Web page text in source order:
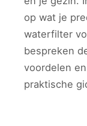
op wat je
waterfilter
bespreken
voordelen
praktische